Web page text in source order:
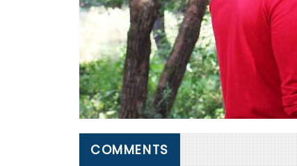
COMMENTS